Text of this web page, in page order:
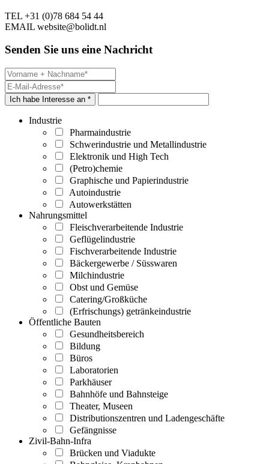
TEL +31 (0)78 684 54 44
EMAIL website@bolidt.nl
Senden Sie uns eine Nachricht
Ich habe Interesse an *
Industrie
Pharmaindustrie
Schwerindustrie und Metallindustrie
Elektronik und High Tech
(Petro)chemie
Graphische und Papierindustrie
Autoindustrie
Autowerkstätten
Nahrungsmittel
Fleischverarbeitende Industrie
Geflügelindustrie
Fischverarbeitende Industrie
Bäckergewerbe / Süsswaren
Milchindustrie
Obst und Gemüse
Catering/Großküche
(Erfrischungs) getränkeindustrie
Öffentliche Bauten
Gesundheitsbereich
Bildung
Büros
Laboratorien
Parkhäuser
Bahnhöfe und Bahnsteige
Theater, Museen
Distributionszentren und Ladengeschäfte
Gefängnisse
Zivil-Bahn-Infra
Brücken und Viadukte